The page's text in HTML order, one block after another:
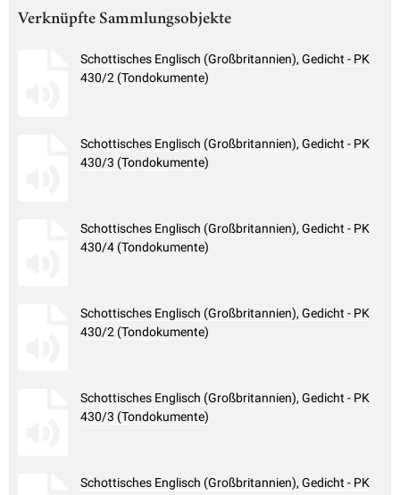
Verknüpfte Sammlungsobjekte
Schottisches Englisch (Großbritannien), Gedicht - PK
430/2 (Tondokumente)
Schottisches Englisch (Großbritannien), Gedicht - PK
430/3 (Tondokumente)
Schottisches Englisch (Großbritannien), Gedicht - PK
430/4 (Tondokumente)
Schottisches Englisch (Großbritannien), Gedicht - PK
430/2 (Tondokumente)
Schottisches Englisch (Großbritannien), Gedicht - PK
430/3 (Tondokumente)
Schottisches Englisch (Großbritannien), Gedicht - PK